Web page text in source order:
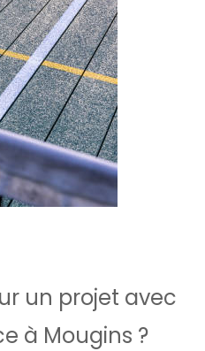
un projet avec
à Mougins ?